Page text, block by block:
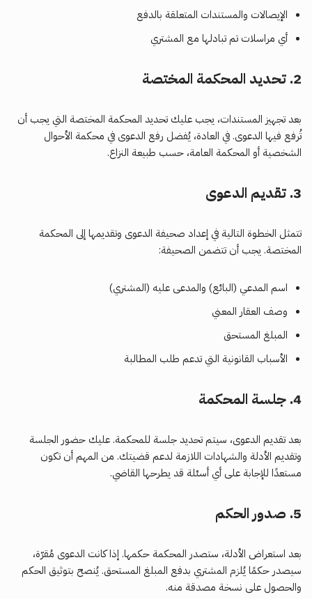
الإيصالات والمستندات المتعلقة بالدفع
أي مراسلات تم تبادلها مع المشتري
2. تحديد المحكمة المختصة
بعد تجهيز المستندات، يجب عليك تحديد المحكمة المختصة التي يجب أن
تُرفع فيها الدعوى. في العادة، يُفضل رفع الدعوى في محكمة الأحوال
الشخصية أو المحكمة العامة، حسب طبيعة النزاع.
3. تقديم الدعوى
تتمثل الخطوة التالية في إعداد صحيفة الدعوى وتقديمها إلى المحكمة
المختصة. يجب أن تتضمن الصحيفة:
اسم المدعي (البائع) والمدعى عليه (المشتري)
وصف العقار المعني
المبلغ المستحق
الأسباب القانونية التي تدعم طلب المطالبة
4. جلسة المحكمة
بعد تقديم الدعوى، سيتم تحديد جلسة للمحكمة. عليك حضور الجلسة
وتقديم الأدلة والشهادات اللازمة لدعم قضيتك. من المهم أن تكون
مستعدًا للإجابة على أي أسئلة قد يطرحها القاضي.
5. صدور الحكم
بعد استعراض الأدلة، ستصدر المحكمة حكمها. إذا كانت الدعوى مُقرّة،
سيصدر حكمًا يُلزم المشتري بدفع المبلغ المستحق. يُنصح بتوثيق الحكم
والحصول على نسخة مصدقة منه.